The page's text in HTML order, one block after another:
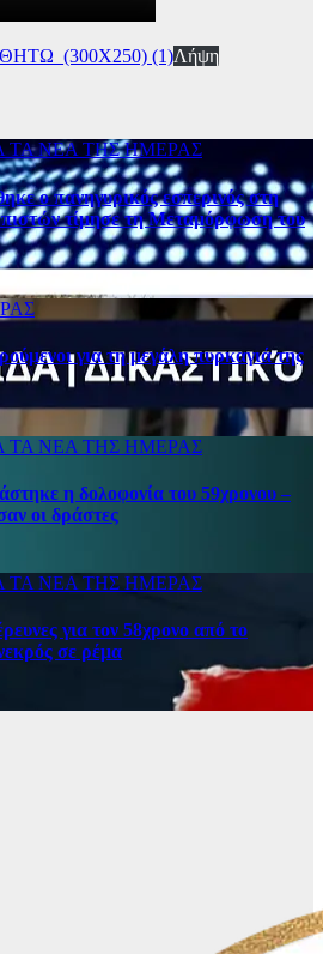
(1)Λήψη
ΤΑ ΝΕΑ ΤΗΣ ΗΜΕΡΑΣ
ο πανηγυρικός εσπερινός στη
τίμησε τη Μεταμόρφωση του
για τη μεγάλη πυρκαγιά της
ΤΑ ΝΕΑ ΤΗΣ ΗΜΕΡΑΣ
η δολοφονία του 59χρονου –
οι δράστες
ΤΑ ΝΕΑ ΤΗΣ ΗΜΕΡΑΣ
για τον 58χρονο από το
σε ρέμα